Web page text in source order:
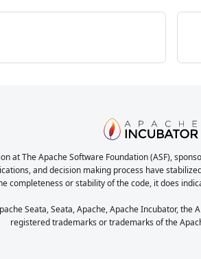
at The Apache Software Foundation (ASF),
and decision making process have
completeness or stability of the code, it does
Seata, Seata, Apache, Apache Incubator,
registered trademarks or trademarks of the